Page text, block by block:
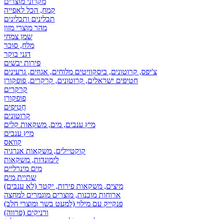
קמח, הכל לאפייה
תבלינים ותבלינים
מהר מוצרי מזון
שמן צמחי
מלח, סוכר
דגני בוקר
פירות יבשים
צ'יפס, קרוטונים, ביסקוויטים מלוחים, אגוזים, גרעינים
חטיפים ישראלים, קרוטונים, קרקרים, פופקורן
קרקרים
פופקורן
חֲטִיפִים
קרוטונים
מיץ ענבים, מים, משקאות קלים
מיץ ענבים
קוואס
קוקטיילים, משקאות אנרגיה
לימונדות, משקאות
מים מינרליים
שתיית מים
מיצים, משקאות פירות, יקטר (לא ענבים)
ארוחות מוכנות, מוצרים מוגמרים למחצה
פנקייק עם מילוי (למעט בשר ומוצרי חלב)
ורניקים (פרווה)